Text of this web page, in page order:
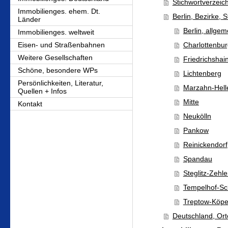
Immobilienges. ehem. Dt.
Länder
Immobilienges. weltweit
Eisen- und Straßenbahnen
Weitere Gesellschaften
Schöne, besondere WPs
Persönlichkeiten, Literatur,
Quellen + Infos
Kontakt
Berlin, Bezirke,
Berlin,
Lichtenberg
Marzahn-
Mitte
Neukölln
Pankow
Reinickendorf
Spandau
Steglitz-
Tempelhof-
Treptow-
Deutschland,